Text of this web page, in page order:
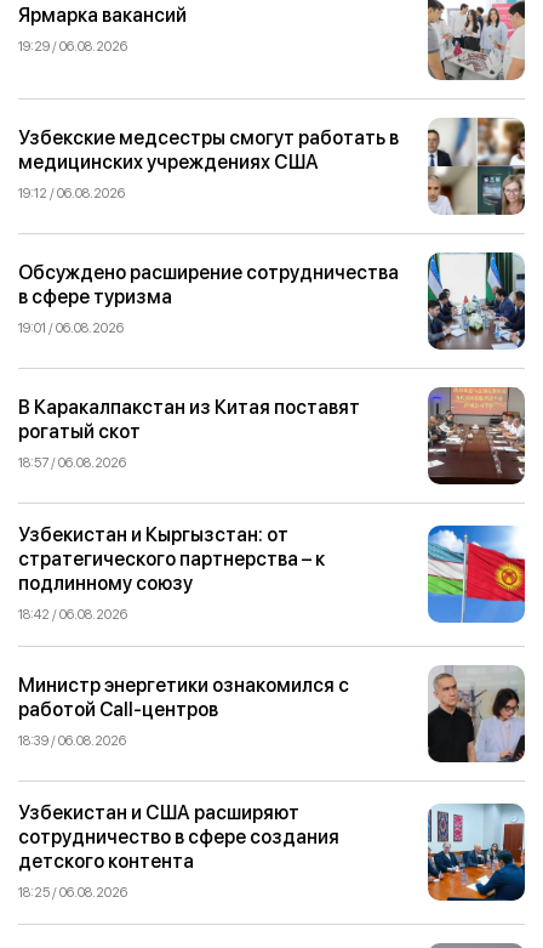
Ярмарка вакансий
19:29 / 06.08.2026
Узбекские медсестры смогут работать в
медицинских учреждениях США
19:12 / 06.08.2026
Обсуждено расширение сотрудничества
в сфере туризма
19:01 / 06.08.2026
В Каракалпакстан из Китая поставят
рогатый скот
18:57 / 06.08.2026
Узбекистан и Кыргызстан: от
стратегического партнерства – к
подлинному союзу
18:42 / 06.08.2026
Министр энергетики ознакомился с
работой Call-центров
18:39 / 06.08.2026
Узбекистан и США расширяют
сотрудничество в сфере создания
детского контента
18:25 / 06.08.2026